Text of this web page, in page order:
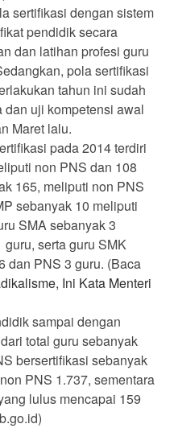
sertifikasi dengan sistem
pendidik secara
dan latihan profesi guru
pola sertifikasi
tahun ini sudah
uji kompetensi awal
Maret lalu.
pada 2014 terdiri
non PNS dan 108
165, meliputi non PNS
sebanyak 10 meliputi
SMA sebanyak 3
serta guru SMK
dan PNS 3 guru. (Baca
Ini Kata Menteri
sampai dengan
total guru sebanyak
bersertifikasi sebanyak
PNS 1.737, sementara
lulus mencapai 159